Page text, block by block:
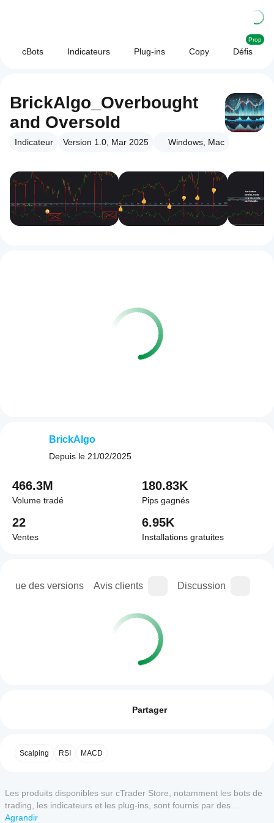
cBots Indicateurs Plug-ins Copy Défis
Prop
BrickAlgo_Overbought
and Oversold
Indicateur Version 1.0, Mar 2025 Windows, Mac
des versions Avis clients Discussion
Avis clients
Il n'y a
pas
Après
l'installation,
pour
commencer
à utiliser
Quelles
cTrader
prenant en
charge les
Partager
Scalping RSI MACD
Les produits disponibles sur cTrader Store, notamment les bots de
trading, les indicateurs et les plug-ins, sont fournis par des
développeurs tiers et mis à disposition à titre informatif et à des fins
Agrandir
BrickAlgo
Depuis le 21/02/2025
466.3M
Volume tradé
180.83K
Pips gagnés
22
Ventes
6.95K
Installations gratuites